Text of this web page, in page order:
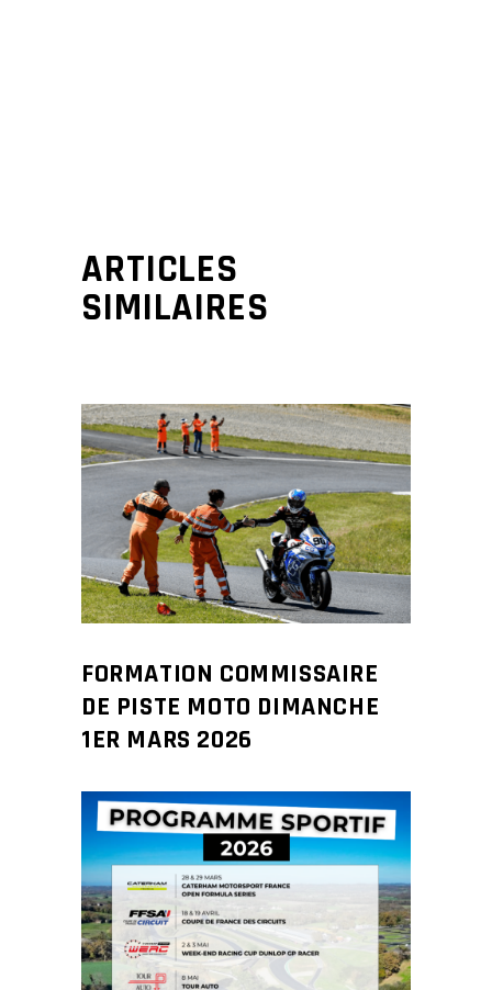
ARTICLES
SIMILAIRES
FORMATION COMMISSAIRE
DE PISTE MOTO DIMANCHE
1ER MARS 2026